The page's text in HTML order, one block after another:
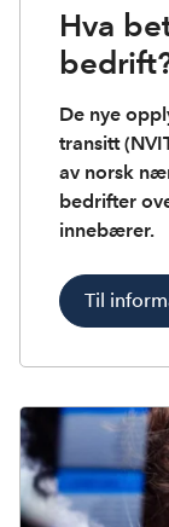
Hva
De nye
transitt
av norsk
bedrifter
innebærer.
Til